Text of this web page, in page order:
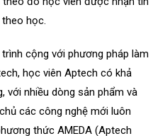
học.
cộng với phương pháp làm
học viên Aptech có khả
với nhiều dòng sản phẩm và
các công nghệ mới luôn
thức AMEDA (Aptech